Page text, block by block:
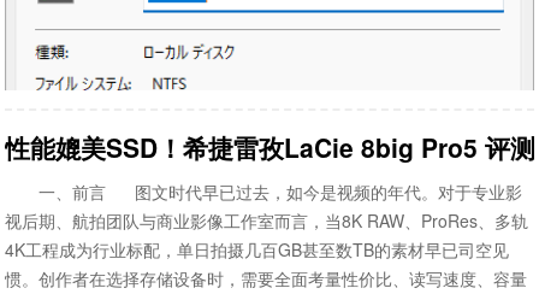
性能媲美SSD！希捷雷孜LaCie 8big Pro5 评
一、前言 图文时代早已过去，如今是视频的年代。对于专业影
视后期、航拍团队与商业影像工作室而言，当8K RAW、ProRes、多轨
4K工程成为行业标配，单日拍摄几百GB甚至数TB的素材早已司空见
惯。创作者在选择存储设备时，需要全面考量性价比、读写速度、容量